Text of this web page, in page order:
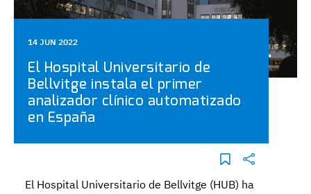
14 JUN 2022
El Hospital Universitario de
Bellvitge instala el primer
analizador clínico automatizado
en España
El Hospital Universitario de Bellvitge (HUB) ha